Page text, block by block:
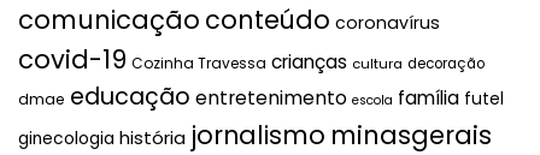
comunicação conteúdo coronavírus
covid-19 Cozinha Travessa crianças cultura decoração
dmae educação entretenimento escola família futel
ginecologia história jornalismo minasgerais